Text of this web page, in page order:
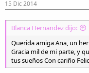
15 Dic 2014
Blanca Hernandez dijo:
Querida amiga Ana, un
Gracia mil de mi parte, y
tus sueños Con cariño